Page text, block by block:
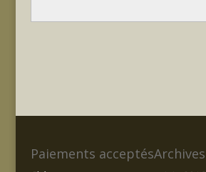
Paiements acceptésArchives